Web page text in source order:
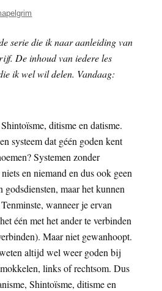
serie die ik naar aanleiding van
De inhoud van iedere les
ik wel wil delen. Vandaag:
ditisme en datisme.
systeem dat géén goden kent
Systemen zonder
en niemand en dus ook geen
godsdiensten, maar het kunnen
wanneer je ervan
één met het ander te verbinden
Maar niet gewanhoopt.
altijd wel weer goden bij
links of rechtsom. Dus
Shintoïsme, ditisme en